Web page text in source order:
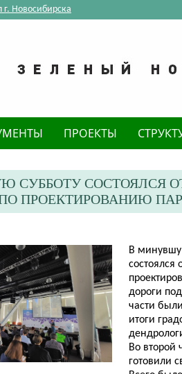
Новосибирска
ПРОЕКТЫ
СУББОТУ СОСТОЯЛСЯ
ПРОЕКТИРОВАНИЮ
В
дороги
части
итоги
Во второй
готовили